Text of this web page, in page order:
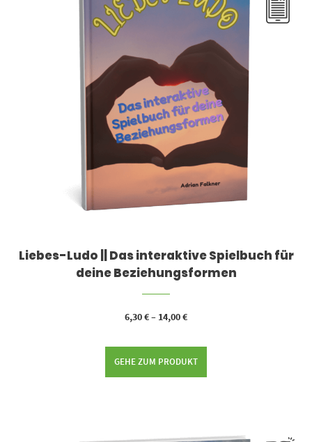
Liebes-Ludo || Das interaktive Spielbuch für
deine Beziehungsformen
6,30€– 14,00€
GEHE ZUM PRODUKT